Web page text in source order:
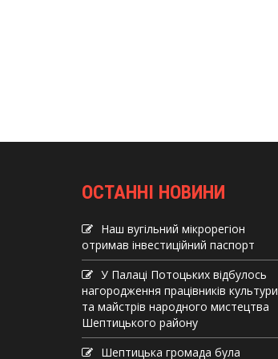
ОСТАННІ НОВИНИ
Наш вугільний мікрорегіон
отримав інвеcтиційний паспорт
У Палаці Потоцьких відбулось
нагородження працівників культури
та майстрів народного мистецтва
Шептицького району
Шептицька громада була